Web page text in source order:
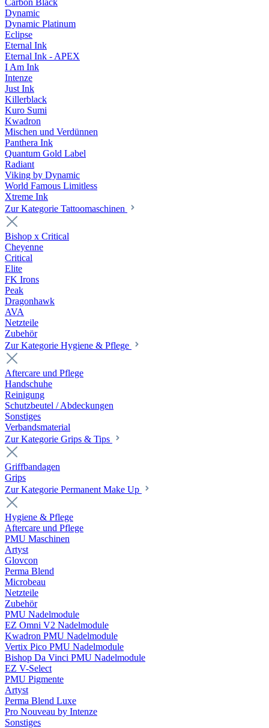
Carbon Black
Dynamic
Dynamic Platinum
Eclipse
Eternal Ink
Eternal Ink - APEX
I Am Ink
Intenze
Just Ink
Killerblack
Kuro Sumi
Kwadron
Mischen und Verdünnen
Panthera Ink
Quantum Gold Label
Radiant
Viking by Dynamic
World Famous Limitless
Xtreme Ink
Zur Kategorie Tattoomaschinen
Bishop x Critical
Cheyenne
Critical
Elite
FK Irons
Peak
Dragonhawk
AVA
Netzteile
Zubehör
Zur Kategorie Hygiene & Pflege
Aftercare und Pflege
Handschuhe
Reinigung
Schutzbeutel / Abdeckungen
Sonstiges
Verbandsmaterial
Zur Kategorie Grips & Tips
Griffbandagen
Grips
Zur Kategorie Permanent Make Up
Hygiene & Pflege
Aftercare und Pflege
PMU Maschinen
Artyst
Glovcon
Perma Blend
Microbeau
Netzteile
Zubehör
PMU Nadelmodule
EZ Omni V2 Nadelmodule
Kwadron PMU Nadelmodule
Vertix Pico PMU Nadelmodule
Bishop Da Vinci PMU Nadelmodule
EZ V-Select
PMU Pigmente
Artyst
Perma Blend Luxe
Pro Nouveau by Intenze
Sonstiges